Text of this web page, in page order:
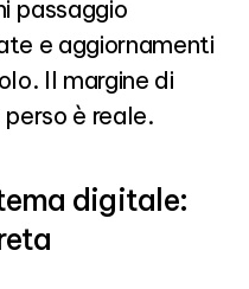
passaggio
e aggiornamenti
Il margine di
è reale.
digitale: